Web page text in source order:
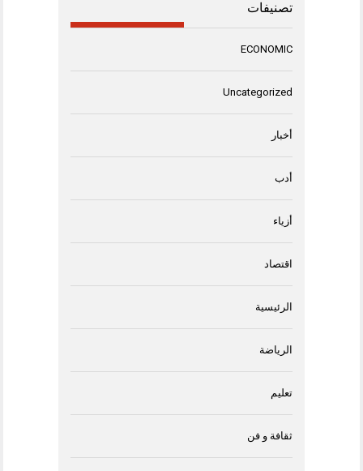
تصنيفات
ECONOMIC
Uncategorized
أخبار
أدب
أزياء
اقتصاد
الرئيسية
الرياضة
تعليم
ثقافة و فن